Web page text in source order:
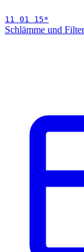
11 01 15*
Schlämme und